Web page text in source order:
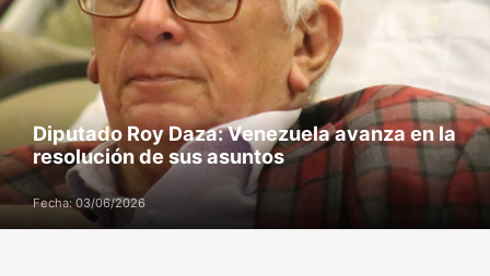
Diputado Roy Daza: Venezuela avanza en la
resolución de sus asuntos
Fecha: 03/06/2026